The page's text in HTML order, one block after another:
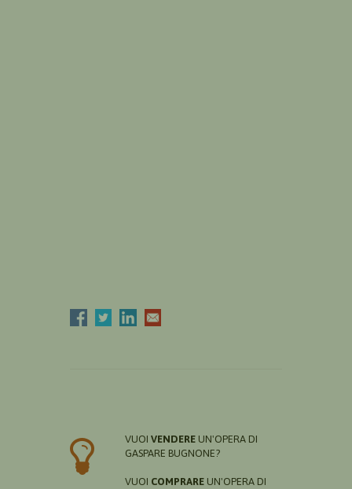
VUOI VENDERE UN'OPERA DI
GASPARE BUGNONE?
VUOI COMPRARE UN'OPERA DI